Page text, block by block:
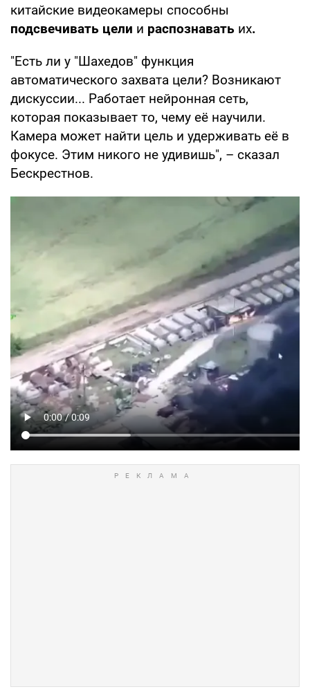
китайские видеокамеры способны
подсвечивать цели и распознавать их.
"Есть ли у "Шахедов" функция
автоматического захвата цели? Возникают
дискуссии... Работает нейронная сеть,
которая показывает то, чему её научили.
Камера может найти цель и удерживать её в
фокусе. Этим никого не удивишь", – сказал
Бескрестнов.